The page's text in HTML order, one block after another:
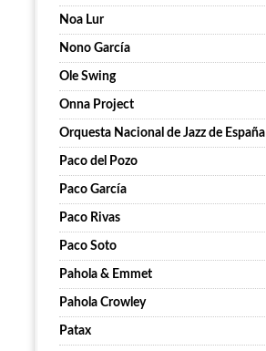
Noa Lur
Nono García
Ole Swing
Onna Project
Orquesta Nacional de Jazz de España
Paco del Pozo
Paco García
Paco Rivas
Paco Soto
Pahola & Emmet
Pahola Crowley
Patax